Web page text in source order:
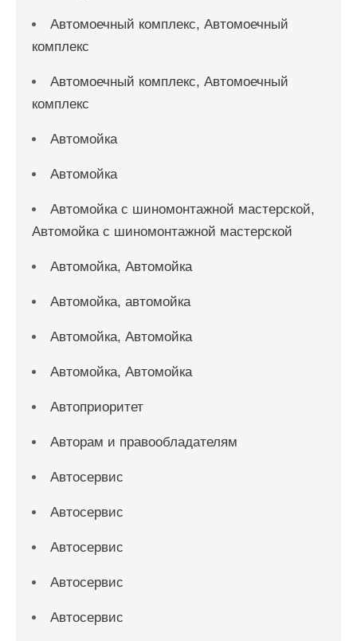
Автомоечный комплекс, Автомоечный
комплекс
Автомоечный комплекс, Автомоечный
комплекс
Автомойка
Автомойка
Автомойка с шиномонтажной мастерской,
Автомойка с шиномонтажной мастерской
Автомойка, Автомойка
Автомойка, автомойка
Автомойка, Автомойка
Автомойка, Автомойка
Автоприоритет
Авторам и правообладателям
Автосервис
Автосервис
Автосервис
Автосервис
Автосервис